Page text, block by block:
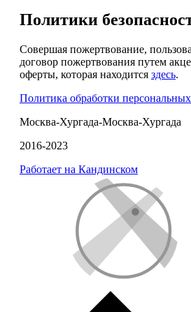
Политики
Совершая пожертвование,
договор пожертвования путем
оферты, которая находится здесь.
Политика обработки
Москва-Хургада-Москва-Хургада
2016-2023
Работает на Кандинском